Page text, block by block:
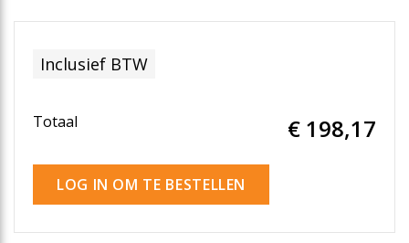
Inclusief BTW
Totaal € 198,17
LOG IN OM TE BESTELLEN